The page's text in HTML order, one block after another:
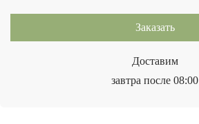
Заказать
Доставим
завтра после 08:00